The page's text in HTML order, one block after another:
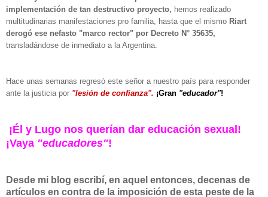
implementación de tan destructivo proyecto, hemos realizado
multitudinarias manifestaciones pro familia, hasta que el mismo Riart
derogó ese nefasto "marco rector" por Decreto N° 35635,
transladándose de inmediato a la Argentina.
Hace unas semanas regresó este señor a nuestro país para responder
ante la justicia por "lesión de confianza". ¡Gran "educador"!
¡Él y Lugo nos querían dar educación sexual!
¡Vaya "educadores"!
Desde mi blog escribí, en aquel entonces, decenas de
artículos en contra de la imposición de esta peste de la